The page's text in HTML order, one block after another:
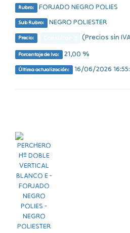
Rubro: FORJADO NEGRO POLIES
Sub Rubro: NEGRO POLIESTER
Precio: (Precios sin
Porcentaje de Iva: 21,00 %
Última actualización: 16/06/2026